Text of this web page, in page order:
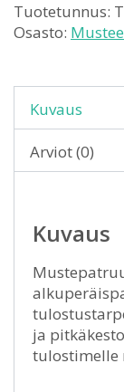
Tuotetunnus:
Osasto:
Kuvaus
Arviot (0)
Kuvaus
ja
tulostimelle